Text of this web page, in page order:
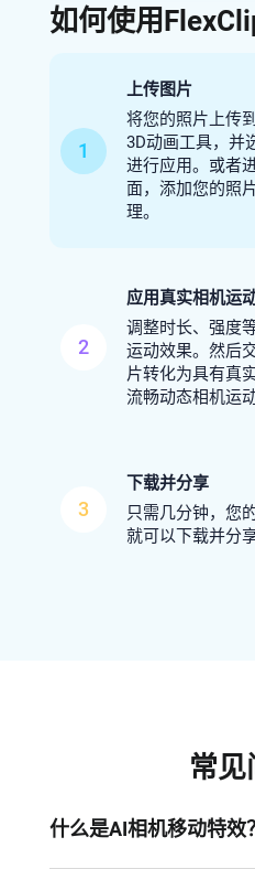
如何使用
1
上传图片
将您的照片上传
3D动画工具，并
进行应用。或者
面，添加您的照
理。
2
应用真实相机运
调整时长、强度
运动效果。然后
片转化为具有真
流畅动态相机运
3
下载并分享
只需几分钟，您
就可以下载并分享
常见
什么是AI相机移动特效？